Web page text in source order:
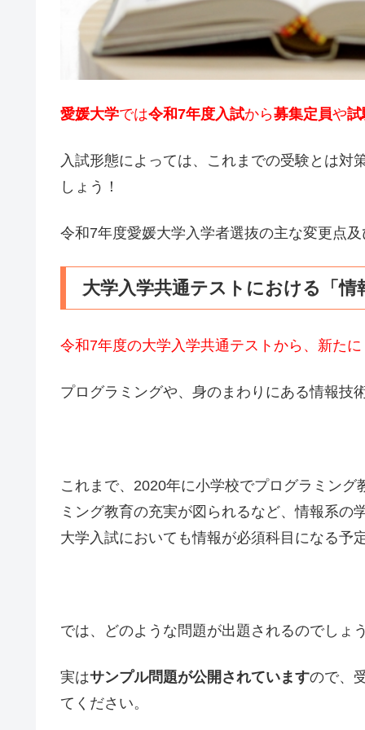
愛媛大学では令和7年度入試から募集定員や試
入試形態によっては、これまでの受験とは
しょう！
令和7年度愛媛大学入学者選抜の主な変更点
大学入学共通テストにおける「情
令和7年度の大学入学共通テストから、新たに
プログラミングや、身のまわりにある情報技
これまで、2020年に小学校でプログラミン
ミング教育の充実が図られるなど、情報系
大学入試においても情報が必須科目になる予
では、どのような問題が出題されるのでしょ
実はサンプル問題が公開されていますので、
てください。